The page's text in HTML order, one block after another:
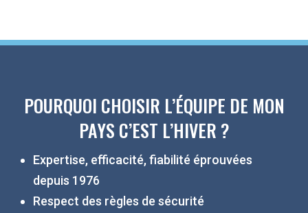
POURQUOI CHOISIR L’ÉQUIPE DE MON
PAYS C’EST L’HIVER ?
Expertise, efficacité, fiabilité éprouvées
depuis 1976
Respect des règles de sécurité